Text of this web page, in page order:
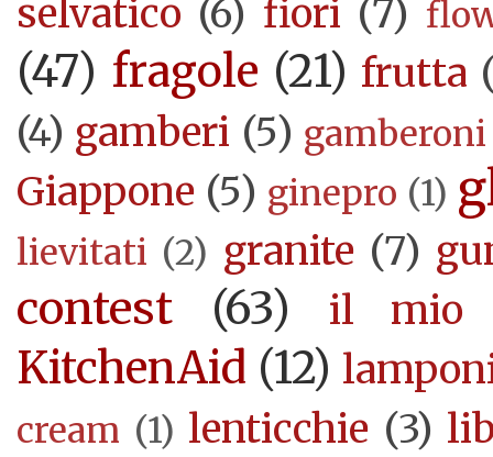
selvatico (6) fiori (7)
(47) fragole (21) frutta
(4) gamberi (5) gamberoni
Giappone (5) ginepro (1)
lievitati (2) granite (7)
contest (63) il mio
KitchenAid (12)
cream (1) lenticchie (3)